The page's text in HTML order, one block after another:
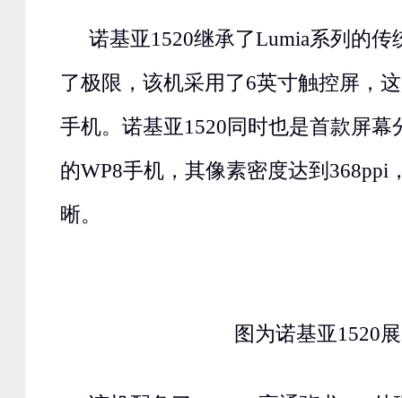
诺基亚1520继承了Lumia系列的传
了极限，该机采用了6英寸触控屏，
手机。诺基亚1520同时也是首款屏幕
的WP8手机，其像素密度达到368ppi
晰。
图为诺基亚1520